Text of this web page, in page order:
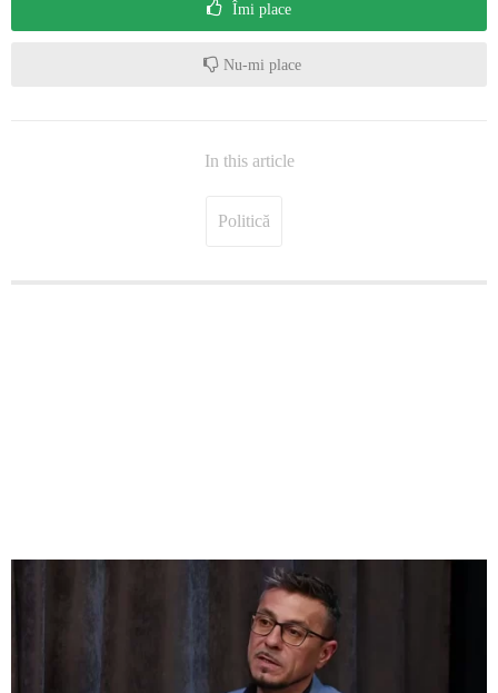
Îmi place
Nu-mi place
In this article
Politică